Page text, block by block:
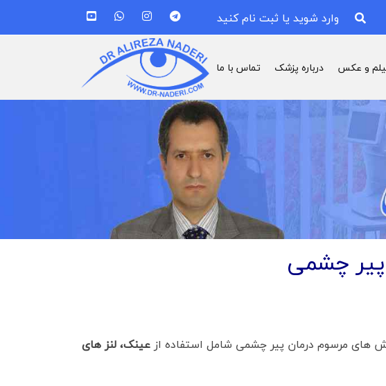
وارد شوید یا ثبت نام کنید
و عکس درباره پزشک تماس با ما
چشمی
مرسوم درمان پیر چشمی شامل استفاده از عینک، لنز های